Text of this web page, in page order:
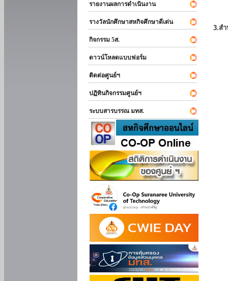
รายงานผลการดำเนินงาน
รางวัลนักศึกษาสหกิจศึกษาดีเด่น
กิจกรรม 5ส.
ดาวน์โหลดแบบฟอร์ม
ติดต่อศูนย์ฯ
ปฏิทินกิจกรรมศูนย์ฯ
ระบบสารบรรณ มทส.
3.ส